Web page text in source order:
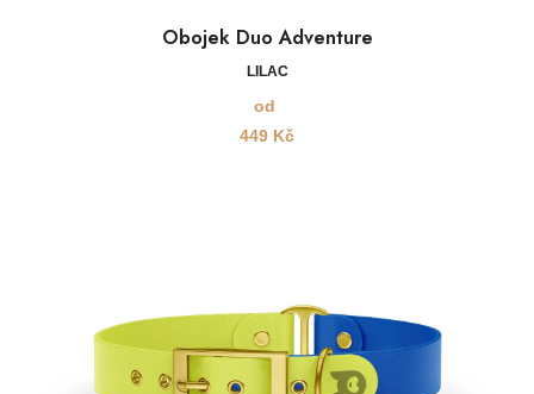
Obojek Duo Adventure
LILAC
od
449 Kč